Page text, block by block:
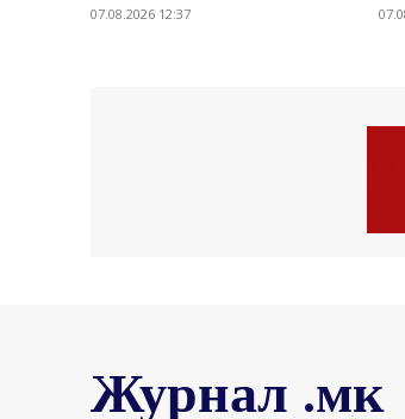
07.08.2026 12:37
Журнал .мк